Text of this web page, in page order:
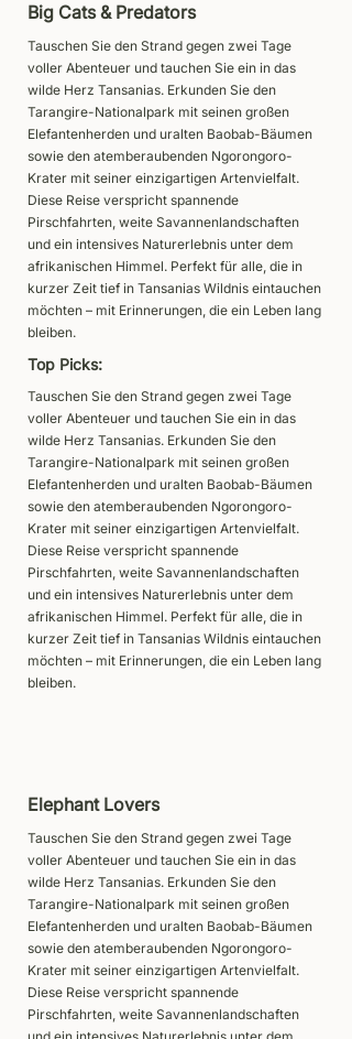
Big Cats & Predators
Tauschen Sie den Strand gegen zwei Tage
voller Abenteuer und tauchen Sie ein in das
wilde Herz Tansanias. Erkunden Sie den
Tarangire-Nationalpark mit seinen großen
Elefantenherden und uralten Baobab-Bäumen
sowie den atemberaubenden Ngorongoro-
Krater mit seiner einzigartigen Artenvielfalt.
Diese Reise verspricht spannende
Pirschfahrten, weite Savannenlandschaften
und ein intensives Naturerlebnis unter dem
afrikanischen Himmel. Perfekt für alle, die in
kurzer Zeit tief in Tansanias Wildnis eintauchen
möchten – mit Erinnerungen, die ein Leben lang
bleiben.
Top Picks:
Tauschen Sie den Strand gegen zwei Tage
voller Abenteuer und tauchen Sie ein in das
wilde Herz Tansanias. Erkunden Sie den
Tarangire-Nationalpark mit seinen großen
Elefantenherden und uralten Baobab-Bäumen
sowie den atemberaubenden Ngorongoro-
Krater mit seiner einzigartigen Artenvielfalt.
Diese Reise verspricht spannende
Pirschfahrten, weite Savannenlandschaften
und ein intensives Naturerlebnis unter dem
afrikanischen Himmel. Perfekt für alle, die in
kurzer Zeit tief in Tansanias Wildnis eintauchen
möchten – mit Erinnerungen, die ein Leben lang
bleiben.
Elephant Lovers
Tauschen Sie den Strand gegen zwei Tage
voller Abenteuer und tauchen Sie ein in das
wilde Herz Tansanias. Erkunden Sie den
Tarangire-Nationalpark mit seinen großen
Elefantenherden und uralten Baobab-Bäumen
sowie den atemberaubenden Ngorongoro-
Krater mit seiner einzigartigen Artenvielfalt.
Diese Reise verspricht spannende
Pirschfahrten, weite Savannenlandschaften